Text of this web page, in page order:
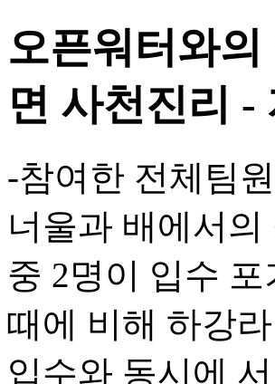
오픈워터와
면 사천진리 -
-참여한 전체팀
너울과 배에서
중 2명이 입수
때에 비해 하강
입수와 동시에